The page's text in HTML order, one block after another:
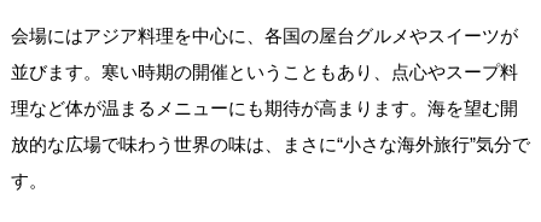
会場にはアジア料理を中心に、各国の屋台グルメやスイーツが
並びます。寒い時期の開催ということもあり、点心やスープ料
理など体が温まるメニューにも期待が高まります。海を望む開
放的な広場で味わう世界の味は、まさに“小さな海外旅行”気分で
す。